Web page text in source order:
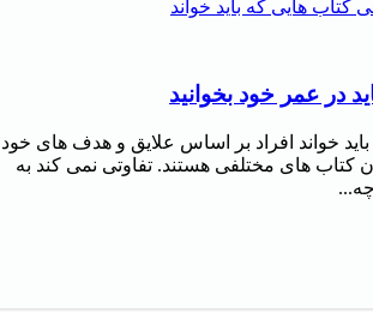
خواند افراد بر اساس علایق و هدف‌ های خود
کتاب‌ های مختلفی هستند. تفاوتی نمی‌ کند به